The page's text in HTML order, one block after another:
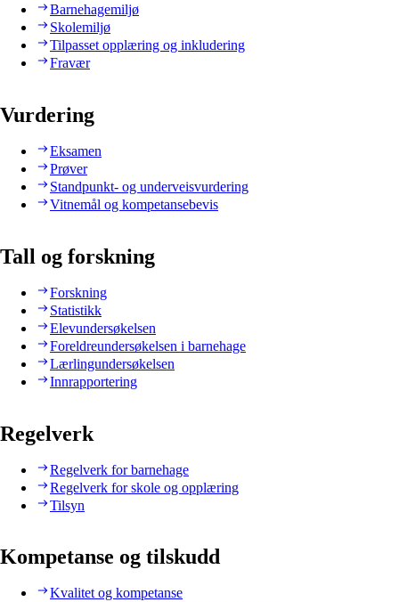
Barnehagemiljø
Skolemiljø
Tilpasset opplæring og inkludering
Fravær
Vurdering
Eksamen
Prøver
Standpunkt- og underveisvurdering
Vitnemål og kompetansebevis
Tall og forskning
Forskning
Statistikk
Elevundersøkelsen
Foreldreundersøkelsen i barnehage
Lærlingundersøkelsen
Innrapportering
Regelverk
Regelverk for barnehage
Regelverk for skole og opplæring
Tilsyn
Kompetanse og tilskudd
Kvalitet og kompetanse